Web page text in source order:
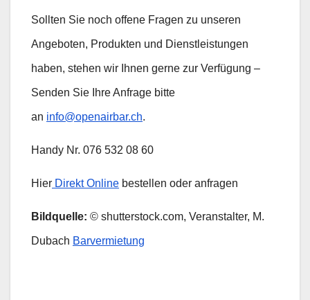
Sollten Sie noch offene Fragen zu unseren
Angeboten, Produkten und Dienstleistungen
haben, stehen wir Ihnen gerne zur Verfügung –
Senden Sie Ihre Anfrage bitte
an info@openairbar.ch.
Handy Nr. 076 532 08 60
Hier Direkt Online bestellen oder anfragen
Bildquelle: © shutterstock.com, Veranstalter, M.
Dubach Barvermietung